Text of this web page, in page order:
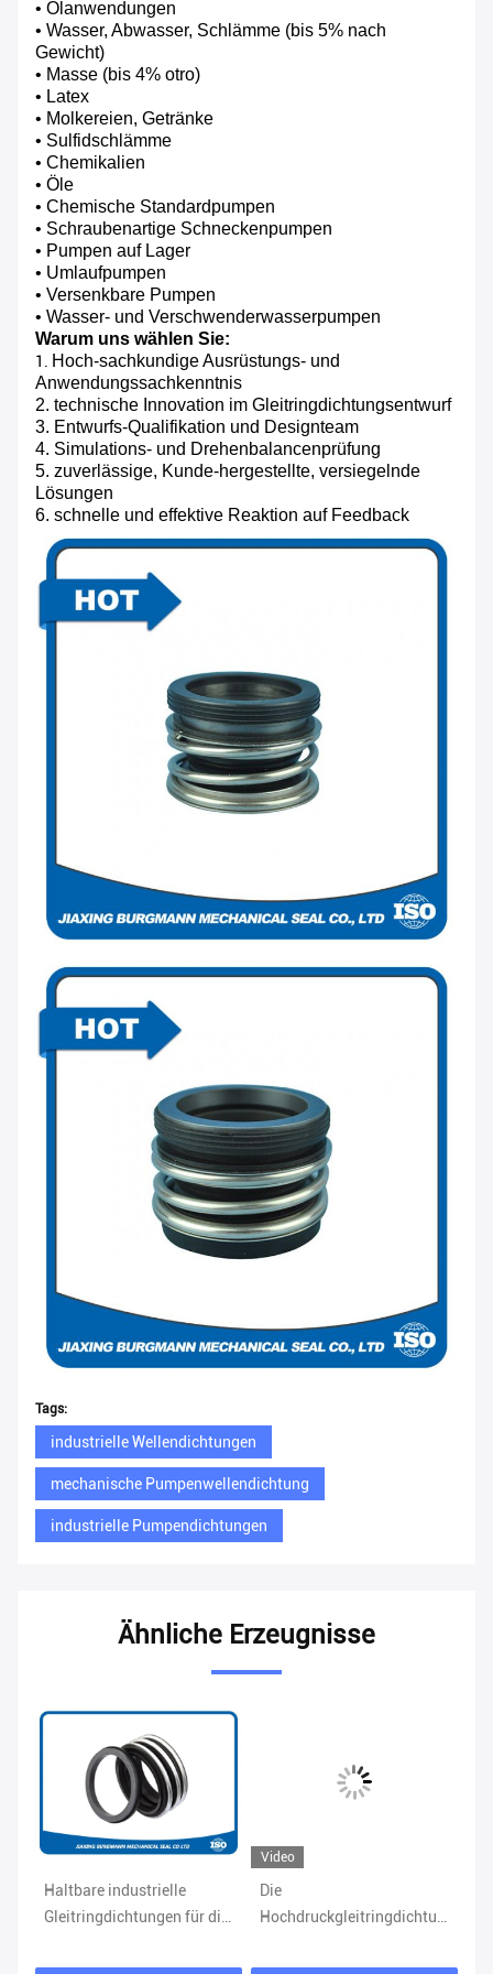
• Ölanwendungen
• Wasser, Abwasser, Schlämme (bis 5% nach
Gewicht)
• Masse (bis 4% otro)
• Latex
• Molkereien, Getränke
• Sulfidschlämme
• Chemikalien
• Öle
• Chemische Standardpumpen
• Schraubenartige Schneckenpumpen
• Pumpen auf Lager
• Umlaufpumpen
• Versenkbare Pumpen
• Wasser- und Verschwenderwasserpumpen
Warum uns wählen Sie:
1. Hoch-sachkundige Ausrüstungs- und
Anwendungssachkenntnis
2. technische Innovation im Gleitringdichtungsentwurf
3. Entwurfs-Qualifikation und Designteam
4. Simulations- und Drehenbalancenprüfung
5. zuverlässige, Kunde-hergestellte, versiegelnde
Lösungen
6. schnelle und effektive Reaktion auf Feedback
Tags:
industrielle Wellendichtungen
mechanische Pumpenwellendichtung
industrielle Pumpendichtungen
Ähnliche Erzeugnisse
Haltbare industrielle
Gleitringdichtungen für die
Pumpen
Video
Die
Hochdruckgleitringdichtungs-
verwenden FDA